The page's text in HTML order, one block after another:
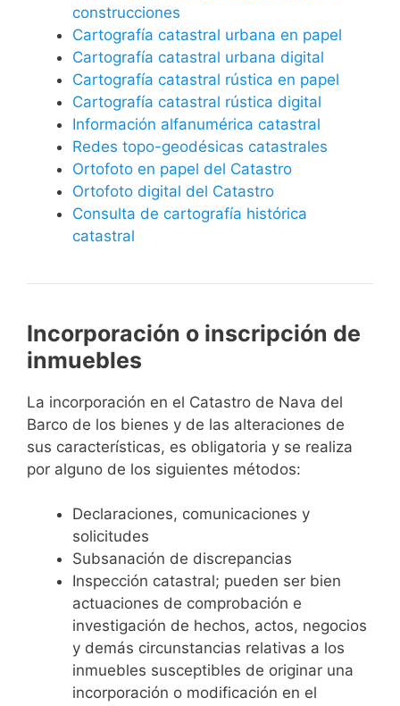
construcciones
Cartografía catastral urbana en papel
Cartografía catastral urbana digital
Cartografía catastral rústica en papel
Cartografía catastral rústica digital
Información alfanumérica catastral
Redes topo-geodésicas catastrales
Ortofoto en papel del Catastro
Ortofoto digital del Catastro
Consulta de cartografía histórica
catastral
Incorporación o inscripción de
inmuebles
La incorporación en el Catastro de Nava del
Barco de los bienes y de las alteraciones de
sus características, es obligatoria y se realiza
por alguno de los siguientes métodos:
Declaraciones, comunicaciones y
solicitudes
Subsanación de discrepancias
Inspección catastral; pueden ser bien
actuaciones de comprobación e
investigación de hechos, actos, negocios
y demás circunstancias relativas a los
inmuebles susceptibles de originar una
incorporación o modificación en el